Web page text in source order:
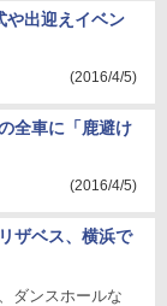
や出迎えイベン
(2016/4/5)
全車に「鹿避け
(2016/4/5)
ザベス、横浜で
ダンスホールな